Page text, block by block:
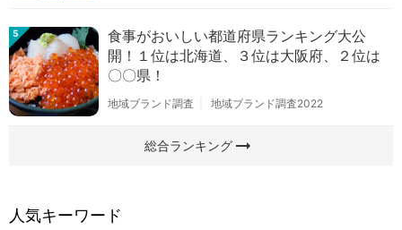
5
食事がおいしい都道府県ランキング大公
開！１位は北海道、３位は大阪府、２位は
〇〇県！
地域ブランド調査 地域ブランド調査2022
総合ランキングarrow_right_alt
人気キーワード